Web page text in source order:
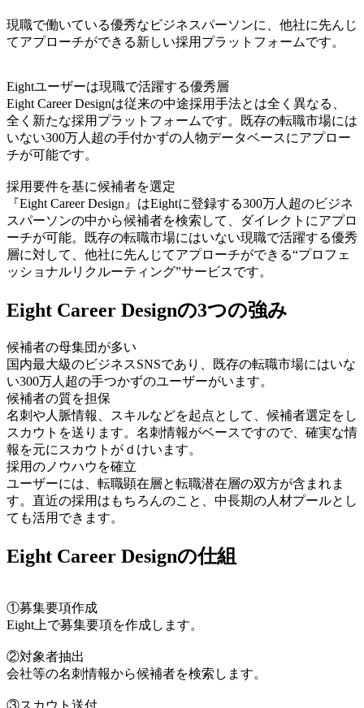
現職で働いている優秀なビジネスパーソンに、他社に先んじ
てアプローチができる新しい採⽤プラットフォームです。
Eightユーザーは現職で活躍する優秀層
Eight Career Designは従来の中途採⽤⼿法とは全く異なる、
全く新たな採⽤プラットフォームです。既存の転職市場には
いない300万⼈超の⼿付かずの⼈物データベースにアプロー
チが可能です。
採用要件を基に候補者を選定
『Eight Career Design』はEightに登録する300万⼈超のビジネ
スパーソンの中から候補者を検索して、ダイレクトにアプロ
ーチが可能。既存の転職市場にはいない現職で活躍する優秀
層に対して、他社に先んじてアプローチができる“プロフェ
ッショナルリクルーティング”サービスです。
Eight Career Designの3つの強み
候補者の⺟集団が多い
国内最⼤級のビジネスSNSであり、既存の転職市場にはいな
い300万人超の手つかずのユーザーがいます。
候補者の質を担保
名刺や⼈脈情報、スキルなどを起点として、候補者選定をし
スカウトを送ります。名刺情報がベースですので、確実な情
報を元にスカウトがｄけいます。
採⽤のノウハウを確⽴
ユーザーには、転職顕在層と転職潜在層の双方が含まれま
す。直近の採用はもちろんのこと、中長期の人材プールとし
ても活用できます。
Eight Career Designの仕組
①募集要項作成
Eight上で募集要項を作成します。
②対象者抽出
会社等の名刺情報から候補者を検索します。
③スカウト送付